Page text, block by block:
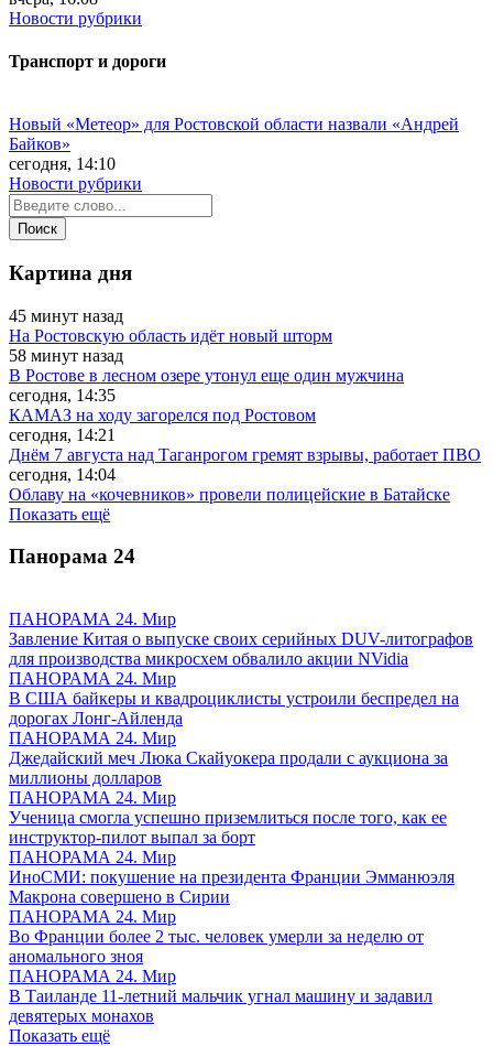
Новости рубрики
Транспорт и дороги
Новый «Метеор» для Ростовской области назвали «Андрей
Байков»
сегодня, 14:10
Новости рубрики
Картина дня
45 минут назад
На Ростовскую область идёт новый шторм
58 минут назад
В Ростове в лесном озере утонул еще один мужчина
сегодня, 14:35
КАМАЗ на ходу загорелся под Ростовом
сегодня, 14:21
Днём 7 августа над Таганрогом гремят взрывы, работает ПВО
сегодня, 14:04
Облаву на «кочевников» провели полицейские в Батайске
Показать ещё
Панорама 24
ПАНОРАМА 24. Мир
Завление Китая о выпуске своих серийных DUV-литографов
для производства микросхем обвалило акции NVidia
ПАНОРАМА 24. Мир
В США байкеры и квадроциклисты устроили беспредел на
дорогах Лонг-Айленда
ПАНОРАМА 24. Мир
Джедайский меч Люка Скайуокера продали с аукциона за
миллионы долларов
ПАНОРАМА 24. Мир
Ученица смогла успешно приземлиться после того, как ее
инструктор-пилот выпал за борт
ПАНОРАМА 24. Мир
ИноСМИ: покушение на президента Франции Эмманюэля
Макрона совершено в Сирии
ПАНОРАМА 24. Мир
Во Франции более 2 тыс. человек умерли за неделю от
аномального зноя
ПАНОРАМА 24. Мир
В Таиланде 11-летний мальчик угнал машину и задавил
девятерых монахов
Показать ещё